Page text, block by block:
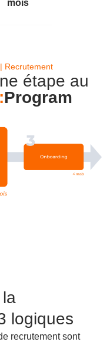
mois
étape au
Program
Recrutement
logiques
recrutement sont